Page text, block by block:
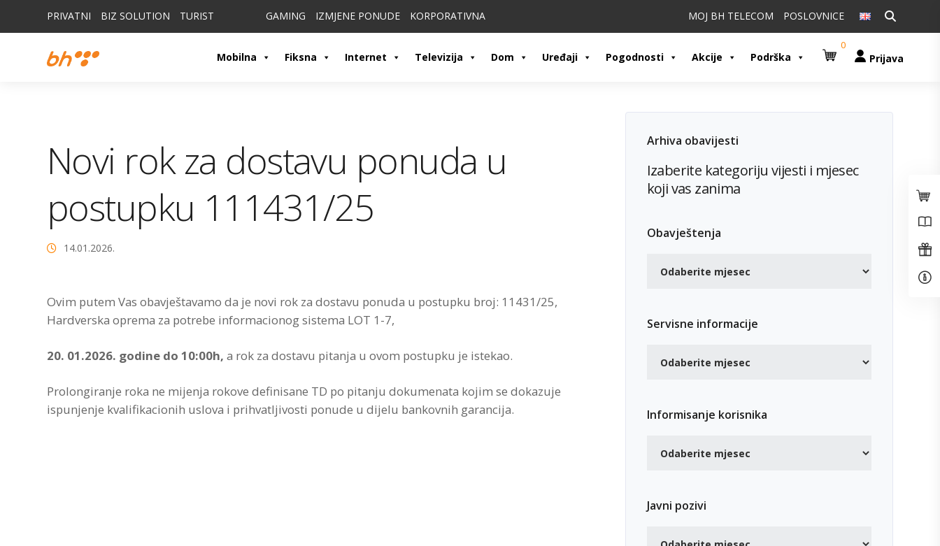
PRIVATNI BIZ SOLUTION TURIST GAMING IZMJENE PONUDE KORPORATIVNA Pretraži:
MOJ BH TELECOM POSLOVNICE
Mobilna Fiksna Internet Televizija Dom Uređaji Pogodnosti Akcije Podrška
0
Prijava
Novi rok za dostavu ponuda u
postupku 111431/25
14.01.2026.
Ovim putem Vas obavještavamo da je novi rok za dostavu ponuda u postupku broj: 11431/25,
Hardverska oprema za potrebe informacionog sistema LOT 1-7,
20. 01.2026. godine do 10:00h, a rok za dostavu pitanja u ovom postupku je istekao.
Prolongiranje roka ne mijenja rokove definisane TD po pitanju dokumenata kojim se dokazuje
ispunjenje kvalifikacionih uslova i prihvatljivosti ponude u dijelu bankovnih garancija.
Arhiva obavijesti
Izaberite kategoriju vijesti i mjesec
koji vas zanima
Obavještenja
Servisne informacije
Informisanje korisnika
Javni pozivi